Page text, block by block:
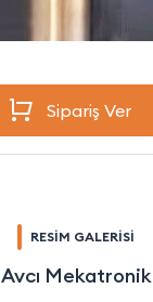
Sipariş Ver
RESİM GALERİSİ
Avcı Mekatronik